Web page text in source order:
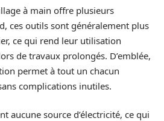
à main offre plusieurs
ces outils sont généralement plus
ce qui rend leur utilisation
de travaux prolongés. D’emblée,
permet à tout un chacun
complications inutiles.
aucune source d’électricité, ce qui